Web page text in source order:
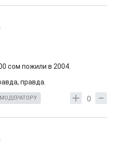
сом пожили в 2004.
правда.
0